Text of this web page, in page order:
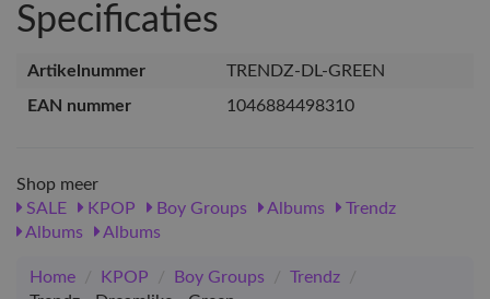
Specificaties
Artikelnummer
TRENDZ-DL-GREEN
EAN nummer
1046884498310
Shop meer
SALE
KPOP Boy Groups Albums
Trendz
Albums
Albums
Home / KPOP / Boy Groups / Trendz
/